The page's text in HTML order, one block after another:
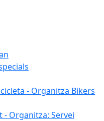
- Organitza Bikers
- Organitza: Servei